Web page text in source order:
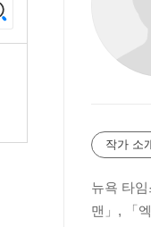
작가 소
뉴욕 타
맨」, 「